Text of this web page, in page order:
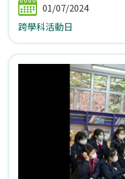
01/07/2024
跨學科活動日